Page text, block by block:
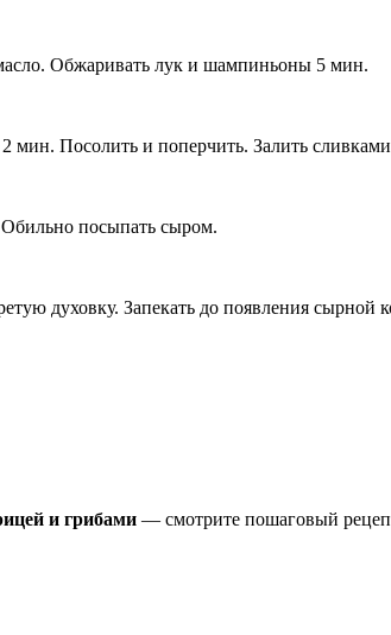
масло. Обжаривать лук и шампиньоны 5 мин.
мин. Посолить и поперчить. Залить
посыпать сыром.
духовку. Запекать до появления
и грибами — смотрите пошаговый